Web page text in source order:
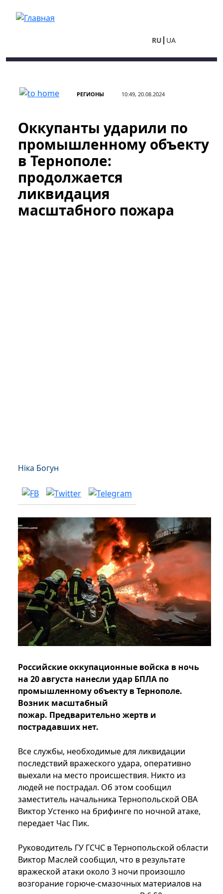
RU UA
РЕГИОНЫ 10:49, 20.08.2024
Оккупанты ударили по
промышленному объекту
в Тернополе:
продолжается
ликвидация
масштабного пожара
Ніка Богун
Российские оккупационные войска в ночь
на 20 августа нанесли удар БПЛА по
промышленному объекту в Тернополе.
Возник масштабный
пожар. Предварительно жертв и
пострадавших нет.
Все службы, необходимые для ликвидации
последствий вражеского удара, оперативно
выехали на место происшествия. Никто из
людей не пострадал. Об этом сообщил
заместитель начальника Тернопольской ОВА
Виктор Устенко на брифинге по ночной атаке,
передает Час Пик.
Руководитель ГУ ГСЧС в Тернопольской области
Виктор Маслей сообщил, что в результате
вражеской атаки около 3 ночи произошло
возгорание горюче-смазочных материалов на